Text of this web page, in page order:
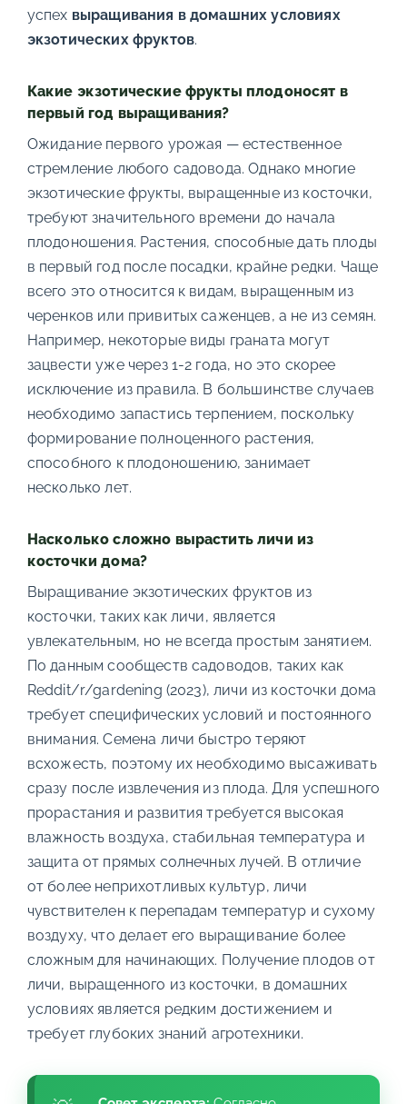
успех выращивания в домашних условиях
экзотических фруктов.
Какие экзотические фрукты плодоносят в
первый год выращивания?
Ожидание первого урожая — естественное
стремление любого садовода. Однако многие
экзотические фрукты, выращенные из косточки,
требуют значительного времени до начала
плодоношения. Растения, способные дать плоды
в первый год после посадки, крайне редки. Чаще
всего это относится к видам, выращенным из
черенков или привитых саженцев, а не из семян.
Например, некоторые виды граната могут
зацвести уже через 1-2 года, но это скорее
исключение из правила. В большинстве случаев
необходимо запастись терпением, поскольку
формирование полноценного растения,
способного к плодоношению, занимает
несколько лет.
Насколько сложно вырастить личи из
косточки дома?
Выращивание экзотических фруктов из
косточки, таких как личи, является
увлекательным, но не всегда простым занятием.
По данным сообществ садоводов, таких как
Reddit/r/gardening (2023), личи из косточки дома
требует специфических условий и постоянного
внимания. Семена личи быстро теряют
всхожесть, поэтому их необходимо высаживать
сразу после извлечения из плода. Для успешного
прорастания и развития требуется высокая
влажность воздуха, стабильная температура и
защита от прямых солнечных лучей. В отличие
от более неприхотливых культур, личи
чувствителен к перепадам температур и сухому
воздуху, что делает его выращивание более
сложным для начинающих. Получение плодов от
личи, выращенного из косточки, в домашних
условиях является редким достижением и
требует глубоких знаний агротехники.